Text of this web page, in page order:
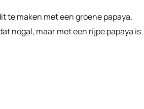
te maken met een groene papaya.
nogal, maar met een rijpe papaya is